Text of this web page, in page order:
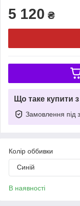
5 120 ₴
Що таке купити
Замовлення під
Колір оббивки
Синій
В наявності